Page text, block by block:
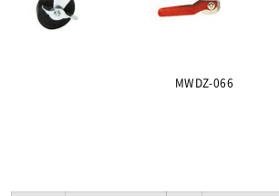
MWDZ-066